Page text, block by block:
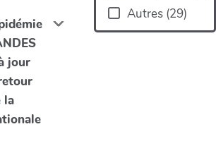
Autres (29)
jour
la